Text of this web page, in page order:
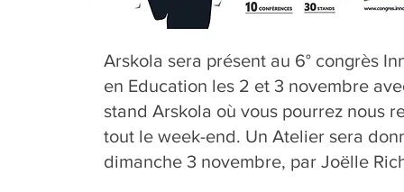
Arskola sera présent au 6° congrès
en Education les 2 et 3 novembre
stand Arskola où vous pourrez nous
tout le week-end. Un Atelier sera
dimanche 3 novembre, par Joëlle